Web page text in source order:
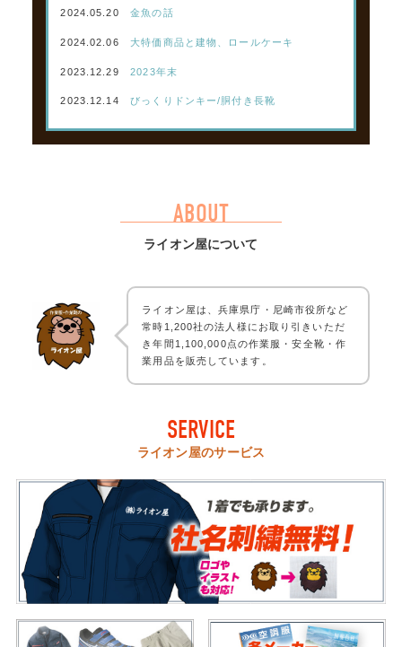
2024.05.20 金魚の話
2024.02.06 大特価商品と建物、ロールケーキ
2023.12.29 2023年末
2023.12.14 びっくりドンキー/胴付き長靴
ABOUT
ライオン屋について
ライオン屋は、兵庫県庁・尼崎市役所など
常時1,200社の法人様にお取り引きいただ
き年間1,100,000点の作業服・安全靴・作
業用品を販売しています。
SERVICE
ライオン屋のサービス